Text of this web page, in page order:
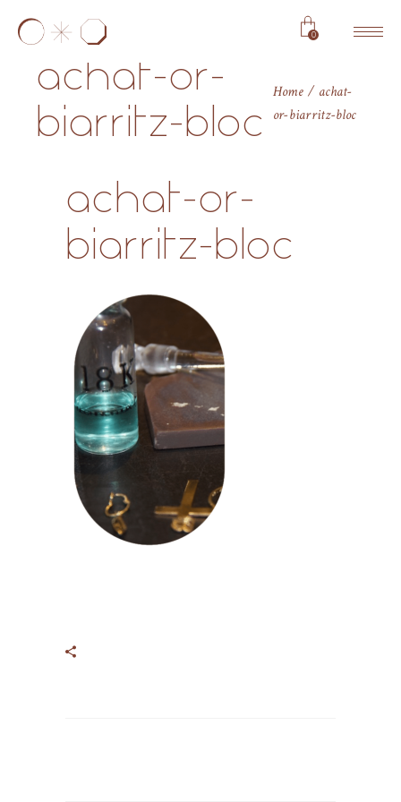
0
achat-or-
biarritz-bloc
Home
achat-
or-biarritz-bloc
achat-or-
biarritz-bloc